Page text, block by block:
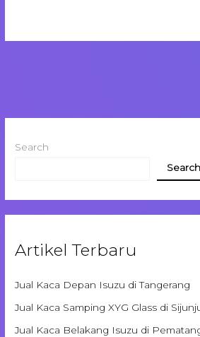
Search
Search
Artikel Terbaru
Jual Kaca Depan Isuzu di Tangerang
Jual Kaca Samping XYG Glass di
Jual Kaca Belakang Isuzu di